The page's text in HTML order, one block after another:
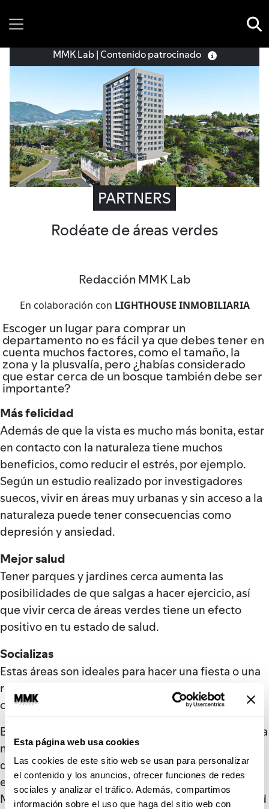
Esta página web usa cookies
Las cookies de este sitio web se usan para personalizar
el contenido y los anuncios, ofrecer funciones de redes
sociales y analizar el tráfico. Además, compartimos
información sobre el uso que haga del sitio web con
MMK Lab | Contenido patrocinado
PARTNERS
Rodéate de áreas verdes
Redacción MMK Lab
En colaboración con LIGHTHOUSE INMOBILIARIA
Escoger un lugar para comprar un
departamento no es fácil ya que debes tener en
cuenta muchos factores, como el tamaño, la
zona y la plusvalía, pero ¿habías considerado
que estar cerca de un bosque también debe ser
importante?
Más felicidad
Además de que la vista es mucho más bonita, estar
en contacto con la naturaleza tiene muchos
beneficios, como reducir el estrés, por ejemplo.
Según un estudio realizado por investigadores
suecos, vivir en áreas muy urbanas y sin acceso a la
naturaleza puede tener consecuencias como
depresión y ansiedad.
Mejor salud
Tener parques y jardines cerca aumenta las
posibilidades de que salgas a hacer ejercicio, así
que vivir cerca de áreas verdes tiene un efecto
positivo en tu estado de salud.
Socializas
Estas áreas son ideales para hacer una fiesta o una
reunión al aire libre, lo que se traduce en más
convivencia con familia y amigos.
Busca un departamento que combine lo mejor de la
naturaleza con una excelente ubicación, un lugar
donde tengas acceso a los mejores servicios,
escuelas y zonas de la ciudad. Como REAL DE
MONTEZA, que une seguridad, naturaleza y calidad